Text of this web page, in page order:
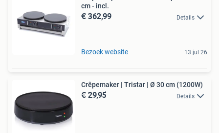
cm - incl.
€ 362,99 Details
Bezoek website 13 jul 26
Crêpemaker | Tristar | Ø 30 cm (1200W)
€ 29,95 Details